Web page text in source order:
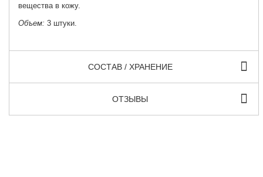
вещества в кожу.
Объем: 3 штуки.
СОСТАВ / ХРАНЕНИЕ
ОТЗЫВЫ